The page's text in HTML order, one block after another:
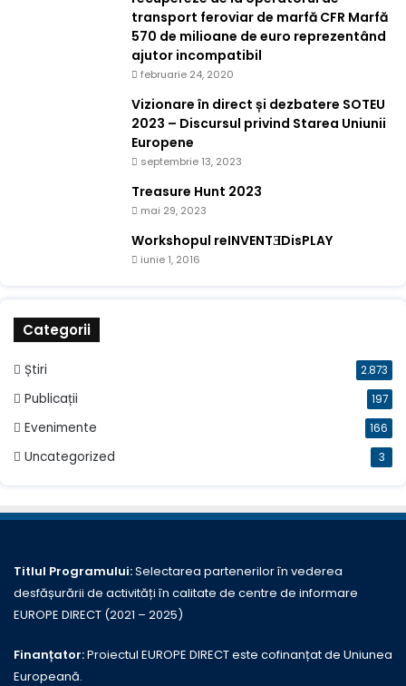
transport feroviar de marfă CFR Marfă
570 de milioane de euro reprezentând
ajutor incompatibil
februarie 24, 2020
Vizionare în direct și dezbatere SOTEU
2023 – Discursul privind Starea Uniunii
Europene
septembrie 13, 2023
Treasure Hunt 2023
mai 29, 2023
Workshopul reINVENTƎDisPLAY
iunie 1, 2016
Categorii
Știri 2.873
Publicații 197
Evenimente 166
Uncategorized 3
Titlul Programului:Selectarea partenerilor în vederea
desfășurării de activități în calitate de centre de informare
EUROPE DIRECT (2021 – 2025)
Finanțator:Proiectul EUROPE DIRECT este cofinanțat de Uniunea
Europeană.